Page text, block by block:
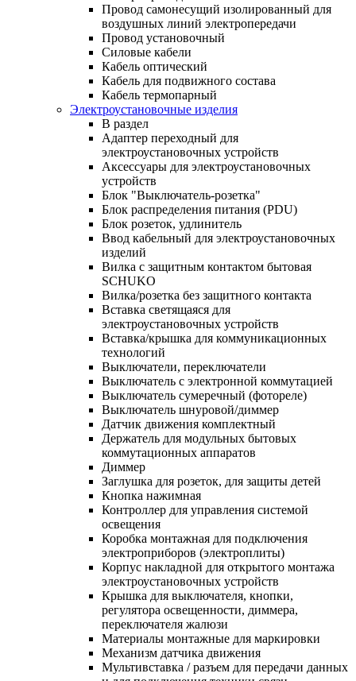
Провод самонесущий изолированный для
воздушных линий электропередачи
Провод установочный
Силовые кабели
Кабель оптический
Кабель для подвижного состава
Кабель термопарный
Электроустановочные изделия
В раздел
Адаптер переходный для
электроустановочных устройств
Аксессуары для электроустановочных
устройств
Блок "Выключатель-розетка"
Блок распределения питания (PDU)
Блок розеток, удлинитель
Ввод кабельный для электроустановочных
изделий
Вилка с защитным контактом бытовая
SCHUKO
Вилка/розетка без защитного контакта
Вставка светящаяся для
электроустановочных устройств
Вставка/крышка для коммуникационных
технологий
Выключатели, переключатели
Выключатель с электронной коммутацией
Выключатель сумеречный (фотореле)
Выключатель шнуровой/диммер
Датчик движения комплектный
Держатель для модульных бытовых
коммутационных аппаратов
Диммер
Заглушка для розеток, для защиты детей
Кнопка нажимная
Контроллер для управления системой
освещения
Коробка монтажная для подключения
электроприборов (электроплиты)
Корпус накладной для открытого монтажа
электроустановочных устройств
Крышка для выключателя, кнопки,
регулятора освещенности, диммера,
переключателя жалюзи
Материалы монтажные для маркировки
Механизм датчика движения
Мультивставка / разъем для передачи данных